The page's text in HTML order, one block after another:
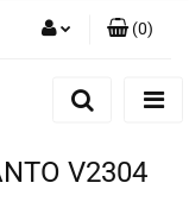
(0)
V2304